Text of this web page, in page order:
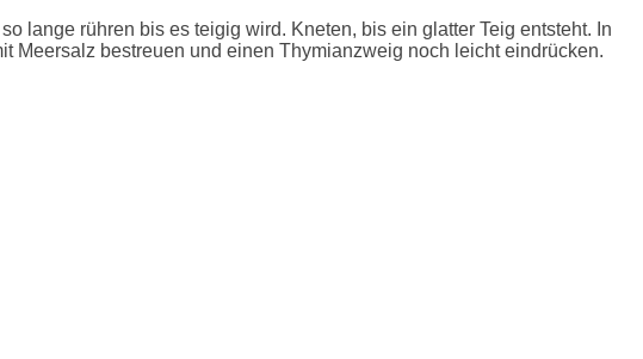
lange rühren bis es teigig wird. Kneten, bis ein glatter Teig entsteht. In
Meersalz bestreuen und einen Thymianzweig noch leicht eindrücken.